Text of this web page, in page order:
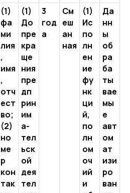
(1)
фа
ми
лия
,
имя
,
отч
ест
во;
(2)
но
ме
р
кон
так
(1)
До
пре
кра
ще
ния
пре
дп
рин
им
а-
тел
ьск
ой
дея
тел
3
год
а
См
еш
ан
ная
(1)
Ис
по
лн
ен
ие
фу
нк
ци
й,
по
лн
ом
оч
ий
и
Да
нн
ы
об
ра
ба
ты
вае
мы
е
авт
ом
ат
изи
ро
ван